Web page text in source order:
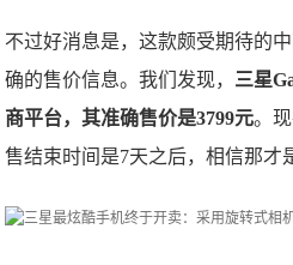
不过好消息是，这款颇受期待的
确的售价信息。我们发现， 三星
商平台，其准确售价是3799元。
售结束时间是7天之后，相信那才